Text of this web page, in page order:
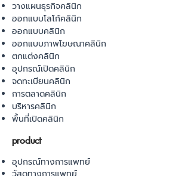
วางแผนธุรกิจคลินิก
ออกแบบโลโก้คลินิก
ออกแบบคลินิก
ออกแบบภาพโฆษณาคลินิก
ตกแต่งคลินิก
อุปกรณ์เปิดคลินิก
จดทะเบียนคลินิก
การตลาดคลินิก
บริหารคลินิก
พื้นที่เปิดคลินิก
product
อุปกรณ์ทางการแพทย์